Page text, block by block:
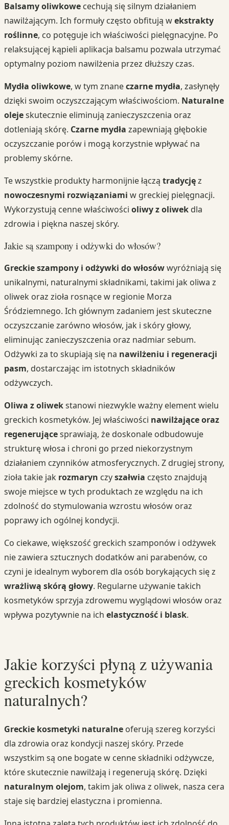
Balsamy oliwkowe cechują się silnym działaniem
nawilżającym. Ich formuły często obfitują wekstrakty
roślinne, co potęguje ich właściwości pielęgnacyjne. Po
relaksującej kąpieli aplikacja balsamu pozwala utrzymać
optymalny poziom nawilżenia przez dłuższy czas.
Mydła oliwkowe, w tym znaneczarne mydła, zasłynęły
dzięki swoim oczyszczającym właściwościom. Naturalne
olejeskutecznie eliminują zanieczyszczenia oraz
dotleniają skórę. Czarne mydła zapewniają głębokie
oczyszczanie porów i mogą korzystnie wpływać na
problemy skórne.
Te wszystkie produkty harmonijnie łączą tradycjęz
nowoczesnymi rozwiązaniami w greckiej pielęgnacji.
Wykorzystują cenne właściwości oliwy z oliwek dla
zdrowia i piękna naszej skóry.
Jakie są szampony i odżywki do włosów?
Greckie szampony i odżywki do włosówwyróżniają się
unikalnymi, naturalnymi składnikami, takimi jak oliwa z
oliwek oraz zioła rosnące w regionie Morza
Śródziemnego. Ich głównym zadaniem jest skuteczne
oczyszczanie zarówno włosów, jak i skóry głowy,
eliminując zanieczyszczenia oraz nadmiar sebum.
Odżywki za to skupiają się na nawilżeniu i regeneracji
pasm, dostarczając im istotnych składników
odżywczych.
Oliwa z oliwekstanowi niezwykle ważny element wielu
greckich kosmetyków. Jej właściwości nawilżające oraz
regenerującesprawiają, że doskonale odbudowuje
strukturę włosa i chroni go przed niekorzystnym
działaniem czynników atmosferycznych. Z drugiej strony,
zioła takie jak rozmaryn czyszałwia często znajdują
swoje miejsce w tych produktach ze względu na ich
zdolność do stymulowania wzrostu włosów oraz
poprawy ich ogólnej kondycji.
Co ciekawe, większość greckich szamponów i odżywek
nie zawiera sztucznych dodatków ani parabenów, co
czyni je idealnym wyborem dla osób borykających się z
wrażliwą skórą głowy. Regularne używanie takich
kosmetyków sprzyja zdrowemu wyglądowi włosów oraz
wpływa pozytywnie na ich elastyczność i blask.
Jakie korzyści płyną z używania
greckich kosmetyków
naturalnych?
Greckie kosmetyki naturalne oferują szereg korzyści
dla zdrowia oraz kondycji naszej skóry. Przede
wszystkim są one bogate w cenne składniki odżywcze,
które skutecznie nawilżają i regenerują skórę. Dzięki
naturalnym olejom, takim jak oliwa z oliwek, nasza cera
staje się bardziej elastyczna i promienna.